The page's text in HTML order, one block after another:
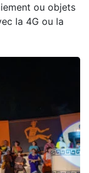
ou objets
la 4G ou la